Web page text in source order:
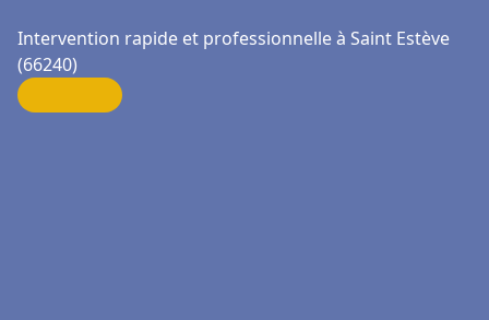
Intervention rapide et professionnelle à Saint Estève
(66240)